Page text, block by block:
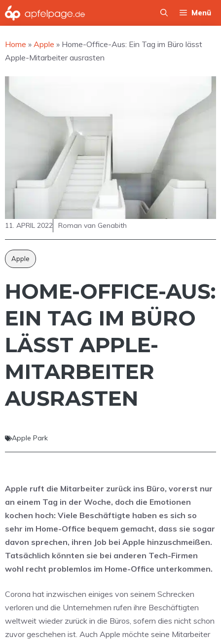
Zum
Inhalt
Menü
Home » Apple » Home-Office-Aus: Ein Tag im Büro lässt
Apple-Mitarbeiter ausrasten
11. APRIL 2022 Roman van Genabith
Apple
HOME-OFFICE-AUS:
EIN TAG IM BÜRO
LÄSST APPLE-
MITARBEITER
AUSRASTEN
Apple Park
Apple ruft die Mitarbeiter zurück ins Büro, vorerst nur
an einem Tag in der Woche, doch die Emotionen
kochen hoch: Viele Beschäftigte haben es sich so
sehr im Home-Office bequem gemacht, dass sie sogar
davon sprechen, ihren Job bei Apple hinzuschmeißen.
Tatsächlich könnten sie bei anderen Tech-Firmen
wohl recht problemlos im Home-Office unterkommen.
Corona hat inzwischen einiges von seinem Schrecken
verloren und die Unternehmen rufen ihre Beschäftigten
weltweit wieder zurück in die Büros, sofern dies nicht schon
zuvor geschehen ist. Auch Apple möchte seine Mitarbeiter